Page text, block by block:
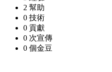
2 幫助
0 技術
0 貢獻
0 次宣傳
0 個金豆